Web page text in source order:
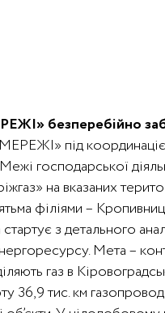
безперебійно
під
господарської
на вказаних
філіями –
з детального
Мета –
газ в
36,9 тис. км